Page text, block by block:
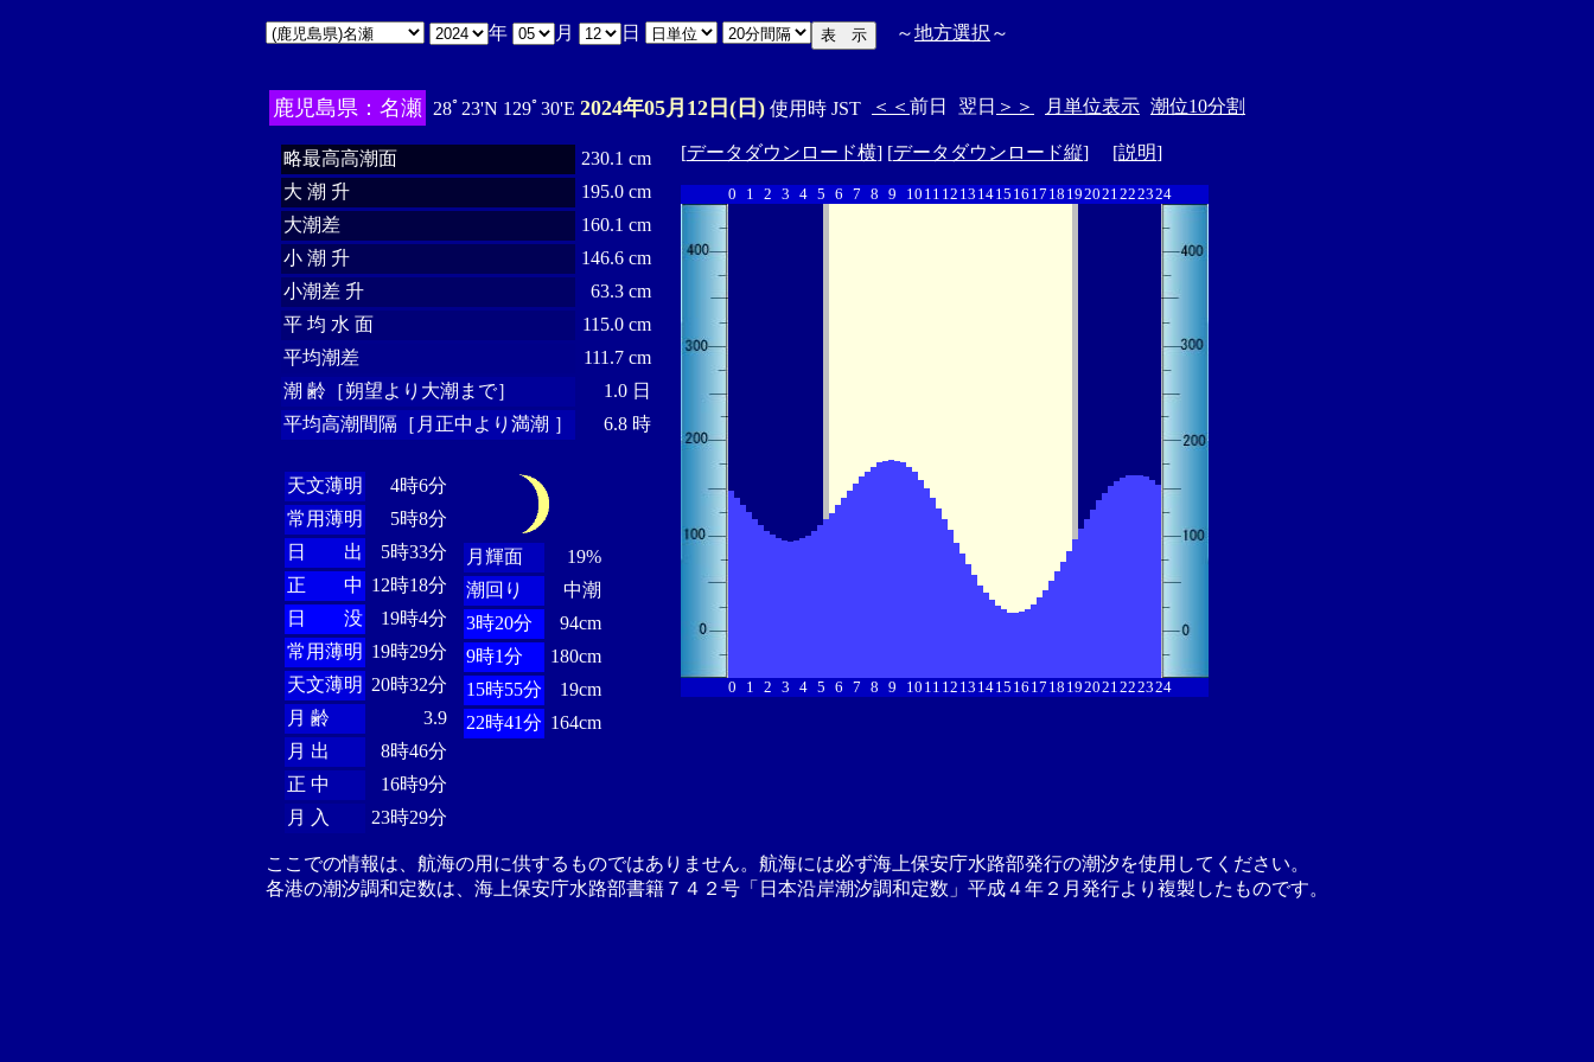
年 月 日 ～地方選択 ～
鹿児島県：名瀬 28ﾟ23'N 129ﾟ30'E 2024年05月12日(日) 使用時 JST ＜＜ 前日 翌日 ＞＞ 月単位表示 潮位10分割
略最高高潮面
230.1 cm
大 潮 升
195.0 cm
大潮差
160.1 cm
小 潮 升
146.6 cm
小潮差 升
63.3 cm
平 均 水 面
115.0 cm
平均潮差
111.7 cm
潮 齢［朔望より大潮まで］
1.0 日
平均高潮間隔［月正中より満潮 ］
6.8 時
天文薄明
4時6分
常用薄明
5時8分
日 出
5時33分
正 中 12時18分
日 没
19時4分
常用薄明 19時29分
天文薄明 20時32分
月 齢
3.9
月 出
8時46分
正 中
16時9分
月 入
23時29分
月輝面
19%
潮回り
中潮
3時20分
94cm
9時1分
180cm
15時55分
19cm
22時41分 164cm
[データダウンロード横] [データダウンロード縦] [説明]
0 1 2 3 4 5 6 7 8 9 10 11 12 13 1415 16 17 18 192021222324
0 1 2 3 4 5 6 7 8 9 10 11 12 13 1415 16 17 18 192021222324
ここでの情報は、航海の用に供するものではありません。航海には必ず海上保安庁水路部発行の潮汐を使用してください。
各港の潮汐調和定数は、海上保安庁水路部書籍７４２号「日本沿岸潮汐調和定数」平成４年２月発行より複製したものです。